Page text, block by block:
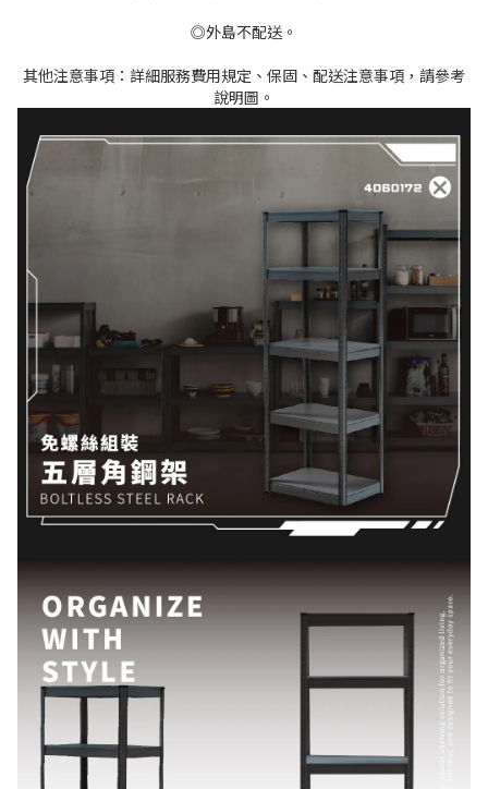
◎外島不配送。
其他注意事項：詳細服務費用規定、保固、配送注意事項，請參考
說明圖。